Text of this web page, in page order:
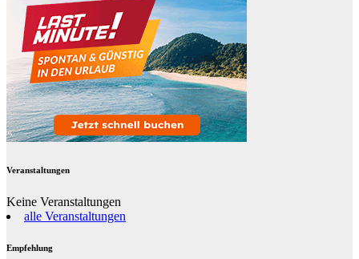
Veranstaltungen
Keine Veranstaltungen
alle Veranstaltungen
Empfehlung